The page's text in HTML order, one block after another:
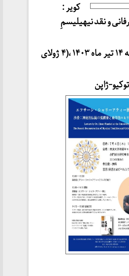
کویر :
و نقد نیهیلیسمِ
تاریخ : پنجشنبه ۱۴ تیر ماه ۱۴۰۳ ،(۴ ژولای
ژاپن